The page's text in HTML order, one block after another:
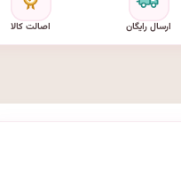
ارسال رایگان اصالت کالا